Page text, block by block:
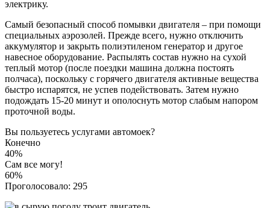
электрику.
Самый безопасный способ помывки двигателя – при помощи
специальных аэрозолей. Прежде всего, нужно отключить
аккумулятор и закрыть полиэтиленом генератор и другое
навесное оборудование. Распылять состав нужно на сухой
теплый мотор (после поездки машина должна постоять
полчаса), поскольку с горячего двигателя активные вещества
быстро испарятся, не успев подействовать. Затем нужно
подождать 15-20 минут и ополоснуть мотор слабым напором
проточной воды.
Вы пользуетесь услугами автомоек?
Конечно
40%
Сам все могу!
60%
Проголосовало: 295